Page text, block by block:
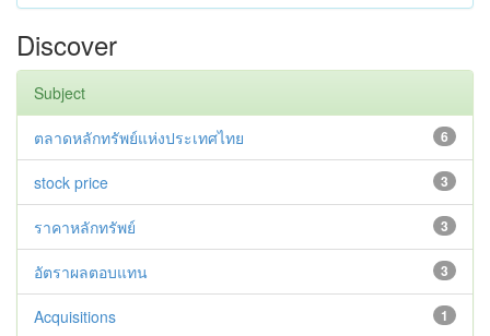
Discover
Subject
6
ตลาดหลักทรัพย์แห่งประเทศไทย
3
stock price
3
ราคาหลักทรัพย์
3
อัตราผลตอบแทน
1
Acquisitions